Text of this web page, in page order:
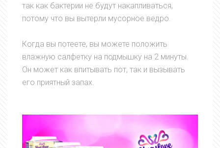
так как бактерии не будут накапливаться,
потому что вы вытерли мусорное ведро.
Когда вы потеете, вы можете положить
влажную салфетку на подмышку на 2 минуты.
Он может как впитывать пот, так и вызывать
его приятный запах.